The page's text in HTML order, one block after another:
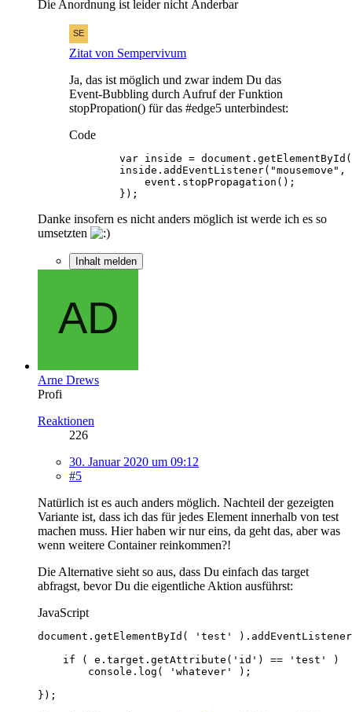
Die Anordnung ist leider nicht Änderbar
Zitat von Sempervivum
Ja, das ist möglich und zwar indem Du das
Event-Bubbling durch Aufruf der Funktion
stopPropation() für das #edge5 unterbindest:
Code
        });
Danke insofern es nicht anders möglich ist werde ich es so
umsetzten
Inhalt melden
Arne Drews
Profi
Reaktionen
226
30. Januar 2020 um 09:12
#5
Natürlich ist es auch anders möglich. Nachteil der gezeigten
Variante ist, dass ich das für jedes Element innerhalb von test
machen muss. Hier haben wir nur eins, da geht das, aber was
wenn weitere Container reinkommen?!
Die Alternative sieht so aus, dass Du einfach das target
abfragst, bevor Du die eigentliche Aktion ausführst:
JavaScript
});